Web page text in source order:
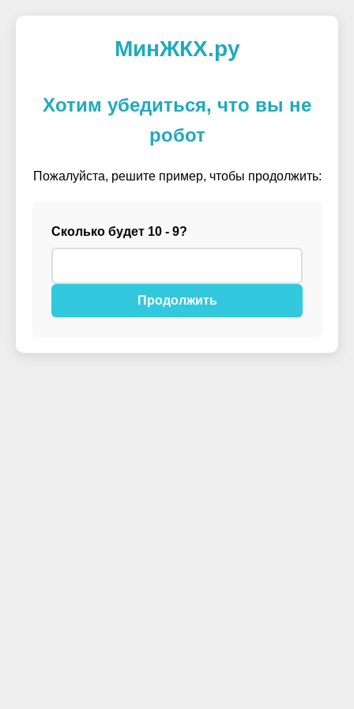
МинЖКХ.ру
Хотим убедиться, что вы не
робот
Пожалуйста, решите пример, чтобы продолжить:
Сколько будет 10 - 9?
Продолжить